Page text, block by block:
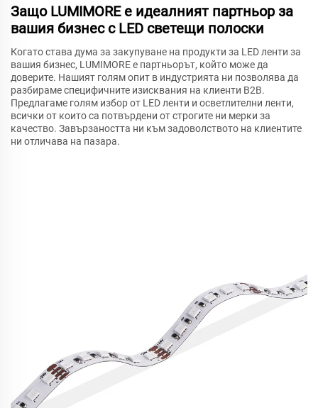
Защо LUMIMORE е идеалният партньор за
вашия бизнес с LED светещи полоски
Когато става дума за закупуване на продукти за LED ленти за
вашия бизнес, LUMIMORE е партньорът, който може да
доверите. Нашият голям опит в индустрията ни позволява да
разбираме специфичните изисквания на клиенти B2B.
Предлагаме голям избор от LED ленти и осветлителни ленти,
всички от които са потвърдени от строгите ни мерки за
качество. Завързаността ни към задоволството на клиентите
ни отличава на пазара.